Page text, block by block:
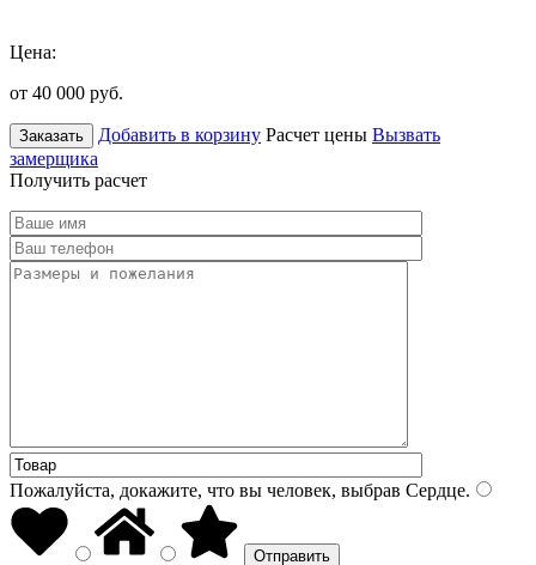
Цена:
от 40 000 руб.
Заказать Добавить в корзину Расчет цены Вызвать
замерщика
Получить расчет
Пожалуйста, докажите, что вы человек, выбрав Сердце.